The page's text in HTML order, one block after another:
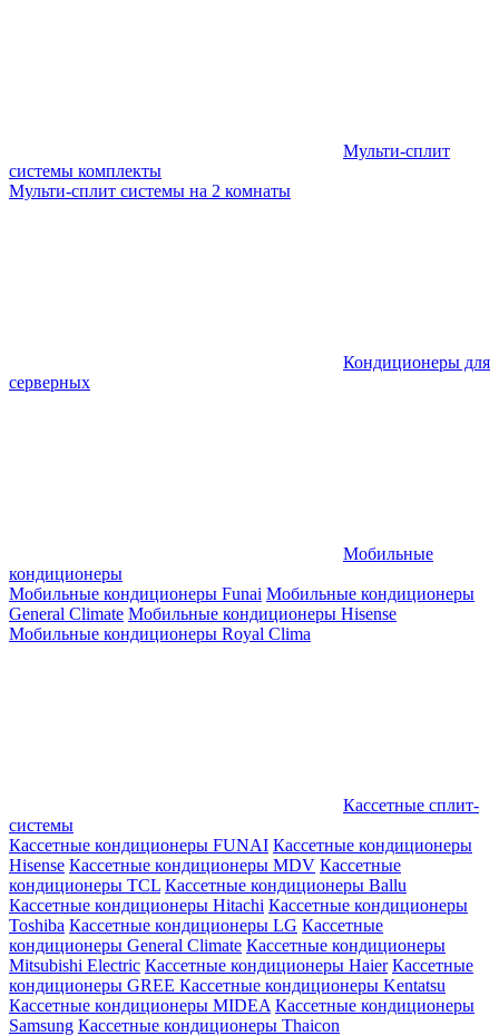
Мульти-сплит
системы комплекты
Мульти-сплит системы на 2 комнаты
Кондиционеры для
серверных
Мобильные
кондиционеры
Мобильные кондиционеры Funai Мобильные кондиционеры
General Climate Мобильные кондиционеры Hisense
Мобильные кондиционеры Royal Clima
Кассетные сплит-
системы
Кассетные кондиционеры FUNAI Кассетные кондиционеры
Hisense Кассетные кондиционеры MDV Кассетные
кондиционеры TCL Кассетные кондиционеры Ballu
Кассетные кондиционеры Hitachi Кассетные кондиционеры
Toshiba Кассетные кондиционеры LG Кассетные
кондиционеры General Climate Кассетные кондиционеры
Mitsubishi Electric Кассетные кондиционеры Haier Кассетные
кондиционеры GREE Кассетные кондиционеры Kentatsu
Кассетные кондиционеры MIDEA Кассетные кондиционеры
Samsung Кассетные кондиционеры Thaicon